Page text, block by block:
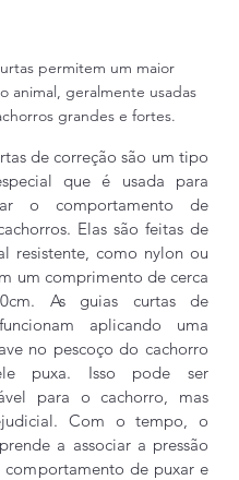
permitem um maior
animal, geralmente usadas
grandes e fortes.
de correção são um tipo
que é usada para
o comportamento de
Elas são feitas de
resistente, como nylon ou
um comprimento de cerca
As guias curtas de
aplicando uma
no pescoço do cachorro
puxa. Isso pode ser
para o cachorro, mas
Com o tempo, o
a associar a pressão
de puxar e